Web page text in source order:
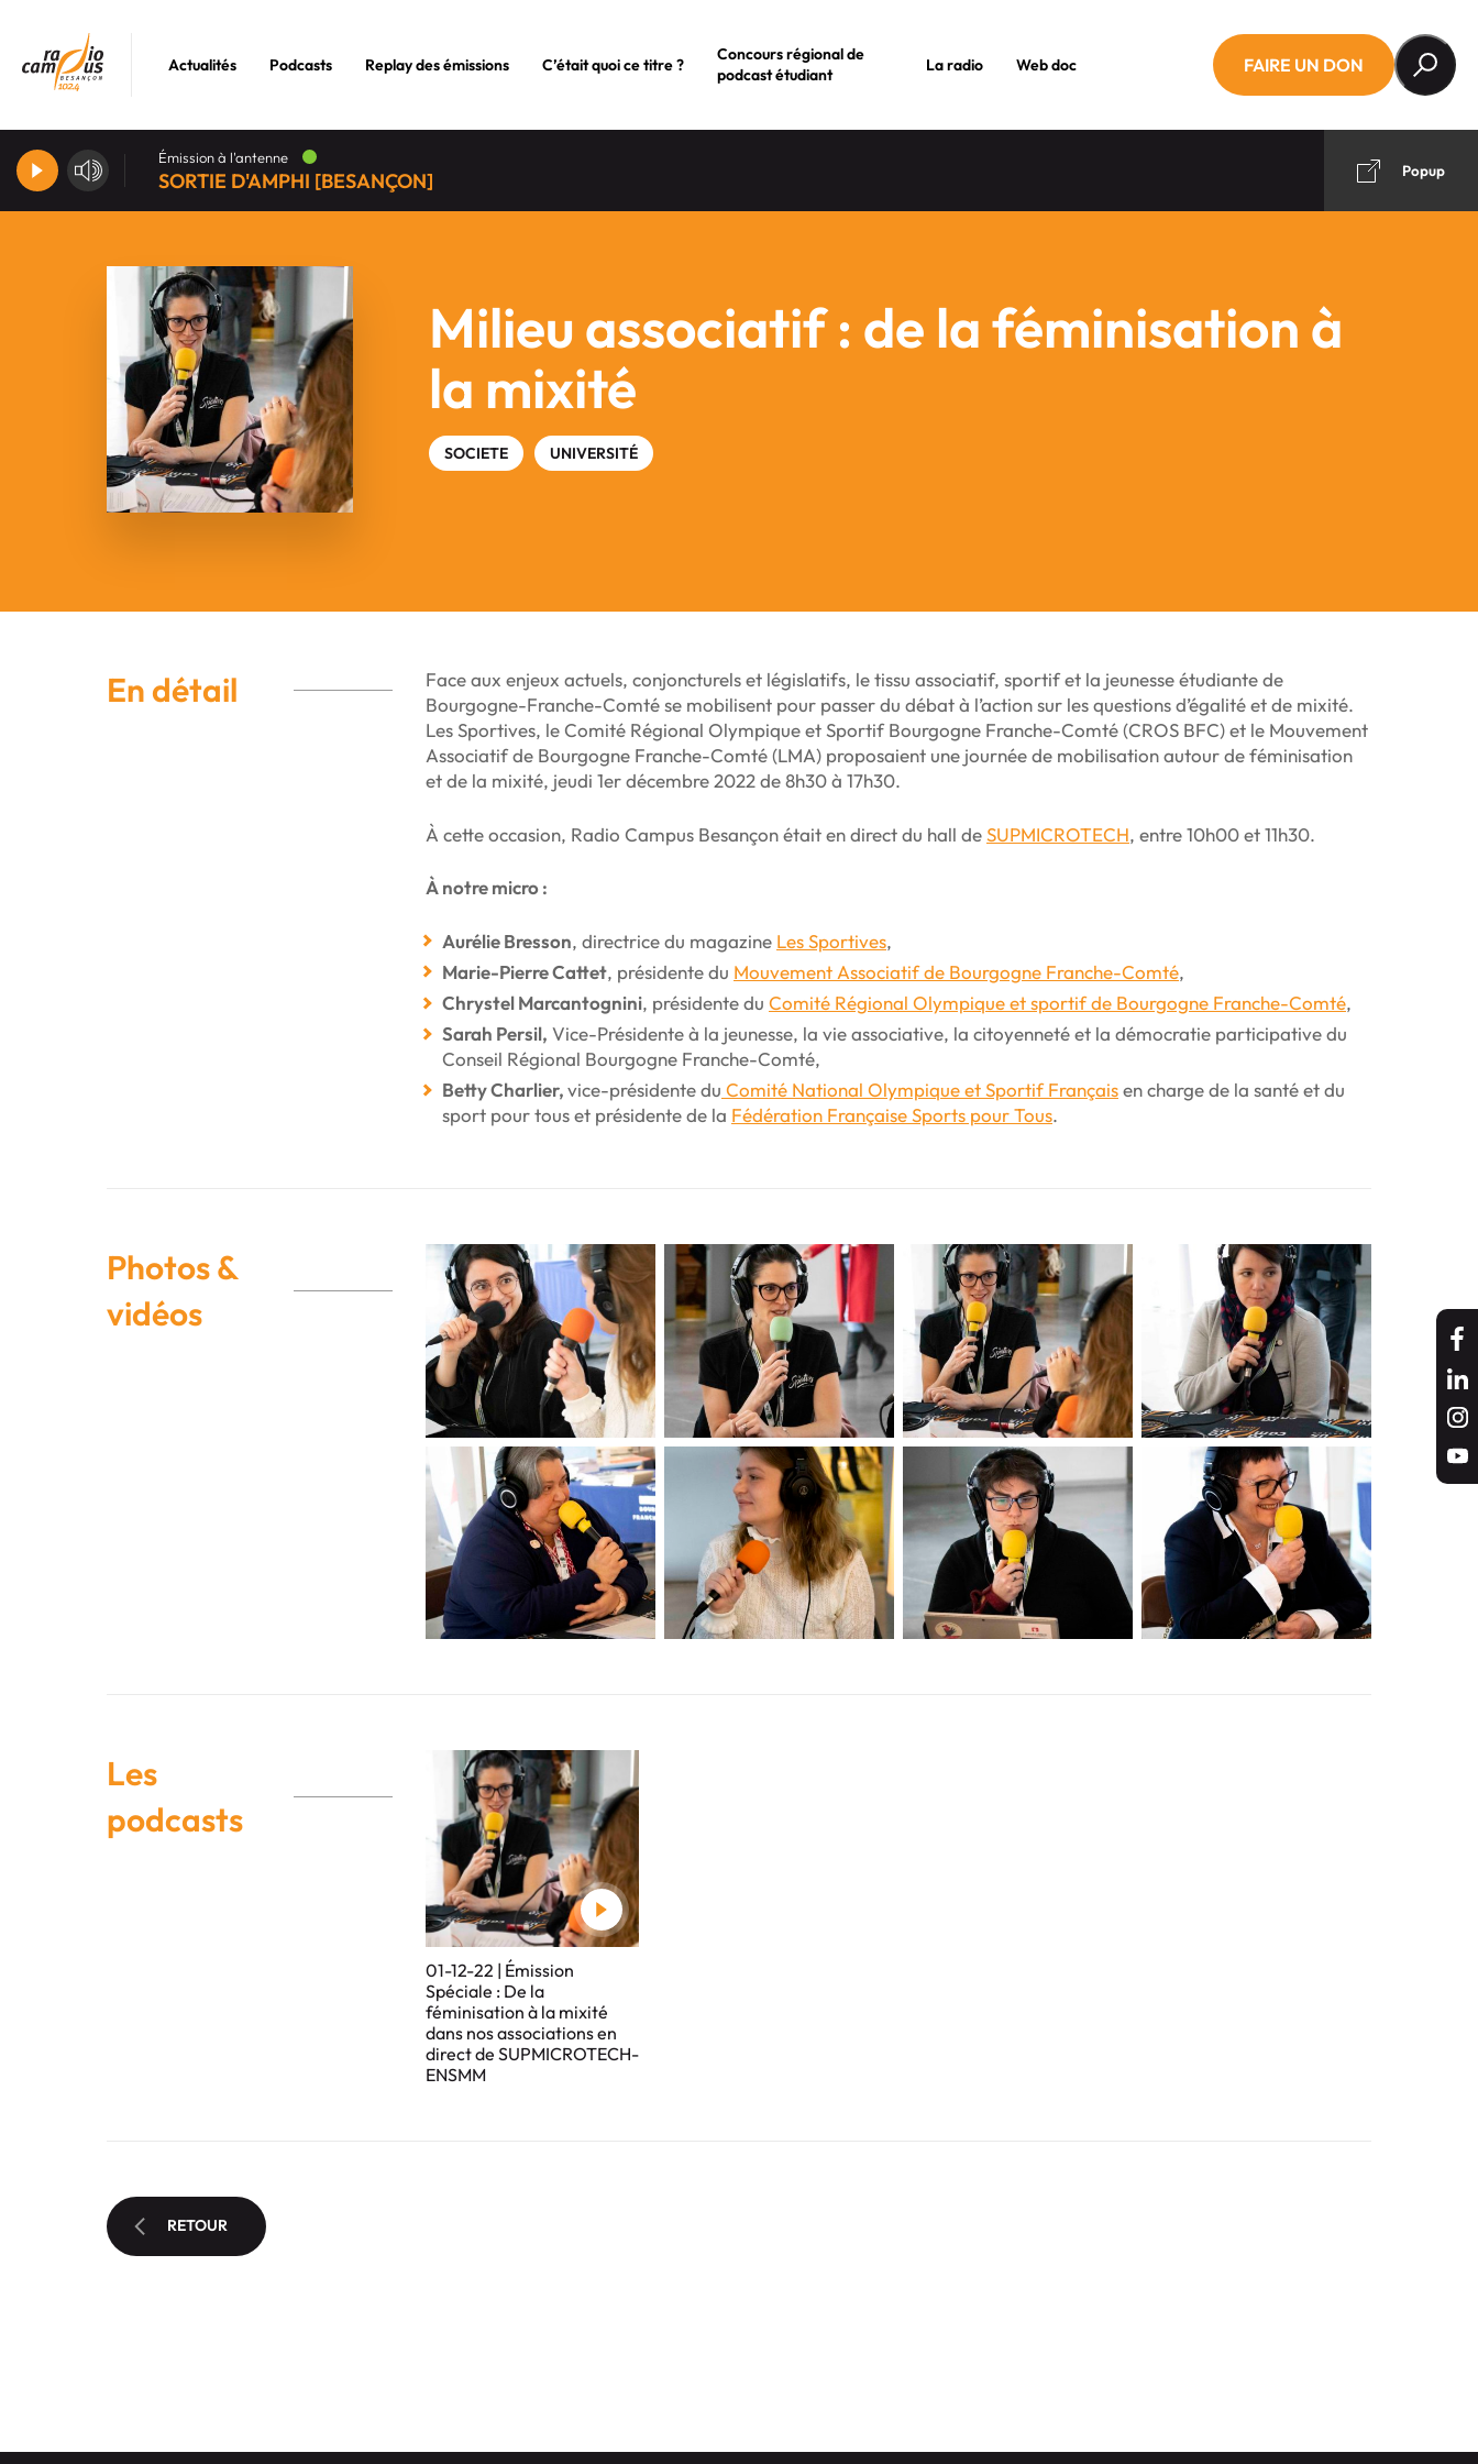
Actualités Podcasts Replay des émissions C’était quoi ce titre ?
Concours régional de
podcast étudiant
La radio Web doc FAIRE UN DON
Émission à l'antenne
SORTIE D'AMPHI [BESANÇON] Popup
Milieu associatif : de la féminisation à
la mixité
SOCIETE UNIVERSITÉ
En détail
Face aux enjeux actuels, conjoncturels et législatifs, le tissu associatif, sportif et la jeunesse étudiante de
Bourgogne-Franche-Comté se mobilisent pour passer du débat à l’action sur les questions d’égalité et de mixité.
Les Sportives, le Comité Régional Olympique et Sportif Bourgogne Franche-Comté (CROS BFC) et le Mouvement
Associatif de Bourgogne Franche-Comté (LMA) proposaient une journée de mobilisation autour de féminisation
et de la mixité, jeudi 1er décembre 2022 de 8h30 à 17h30.
À cette occasion, Radio Campus Besançon était en direct du hall deSUPMICROTECH, entre 10h00 et 11h30.
À notre micro :
Aurélie Bresson, directrice du magazine Les Sportives,
Marie-Pierre Cattet, présidente du Mouvement Associatif de Bourgogne Franche-Comté,
Chrystel Marcantognini, présidente du Comité Régional Olympique et sportif de Bourgogne Franche-Comté,
Sarah Persil, Vice-Présidente à la jeunesse, la vie associative, la citoyenneté et la démocratie participative du
Conseil Régional Bourgogne Franche-Comté,
Betty Charlier,vice-présidente du Comité National Olympique et Sportif Françaisen charge de la santé et du
sport pour tous et présidente de la Fédération Française Sports pour Tous.
Photos &
vidéos
Les
podcasts
01-12-22 | Émission
Spéciale : De la
féminisation à la mixité
dans nos associations en
direct de SUPMICROTECH-
ENSMM
RETOUR